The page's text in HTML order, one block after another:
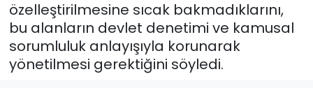
özelleştirilmesine sıcak bakmadıklarını,
bu alanların devlet denetimi ve kamusal
sorumluluk anlayışıyla korunarak
yönetilmesi gerektiğini söyledi.
Gündem
KKTC